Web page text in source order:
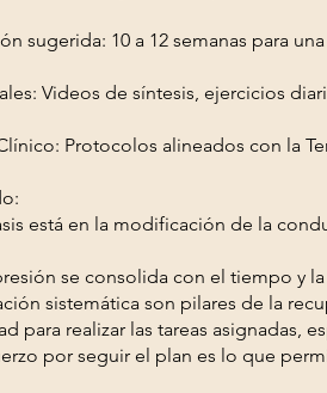
sugerida: 10 a 12 semanas para
Videos de síntesis, ejercicios
Protocolos alineados con la
está en la modificación de la
se consolida con el tiempo y
sistemática son pilares de la
para realizar las tareas asignadas,
por seguir el plan es lo que